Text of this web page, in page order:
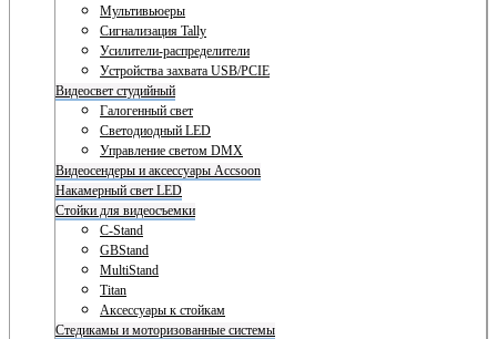
Мультивьюеры
Сигнализация Tally
Усилители-распределители
Устройства захвата USB/PCIE
Видеосвет студийный
Галогенный свет
Светодиодный LED
Управление светом DMX
Видеосендеры и аксессуары Accsoon
Накамерный свет LED
Стойки для видеосъемки
C-Stand
GBStand
MultiStand
Titan
Аксессуары к стойкам
Стедикамы и моторизованные системы